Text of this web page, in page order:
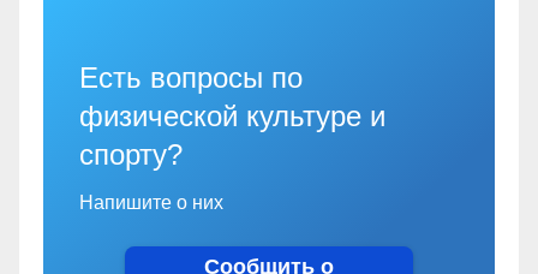
Есть вопросы по
физической культуре и
спорту?
Напишите о них
Сообщить о